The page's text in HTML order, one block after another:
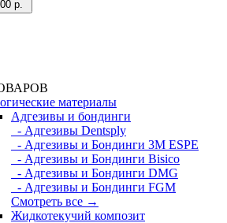
р.
материалы
Адгезивы и бондинги
- Адгезивы Dentsply
- Адгезивы и Бондинги 3M ESPE
- Адгезивы и Бондинги Bisico
- Адгезивы и Бондинги DMG
- Адгезивы и Бондинги FGM
Смотреть все →
Жидкотекучий композит